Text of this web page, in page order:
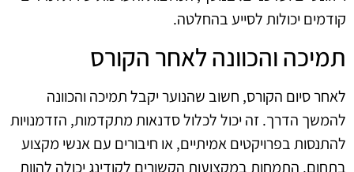
קודמים יכולות לסייע בהחלטה.
תמיכה והכוונה לאחר הקורס
לאחר סיום הקורס, חשוב שהנוער יקבל תמיכה והכוונה
להמשך הדרך. זה יכול לכלול סדנאות מתקדמות, הזדמנויות
להתנסות בפרויקטים אמיתיים, או חיבורים עם אנשי מקצוע
בתחום. התמחות במקצועות הקשורים לקודינג יכולה להוות